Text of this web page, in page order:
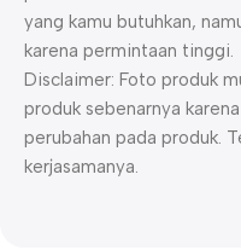
yang kamu butuhkan,
karena permintaan tinggi.
Disclaimer: Foto produk
produk sebenarnya
perubahan pada produk.
kerjasamanya.